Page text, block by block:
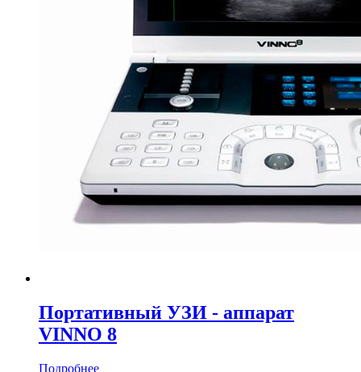
Портативный УЗИ - аппарат
VINNO 8
Подробнее